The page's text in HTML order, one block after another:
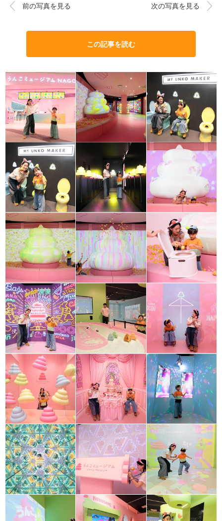
前の写真を見る 次の写真を見る
この記事を読む